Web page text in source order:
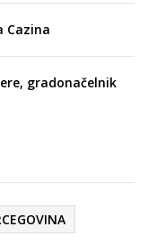
Cazina
gradonačelnik